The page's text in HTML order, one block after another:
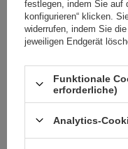
Jammer Arms MFT-A023 -
Marbo Sport
361,00 €
festlegen, indem Sie auf
konfigurieren“ klicken.
widerrufen, indem Sie
jeweiligen Endgerät
Funktionale
erforderliche)
Analytics-